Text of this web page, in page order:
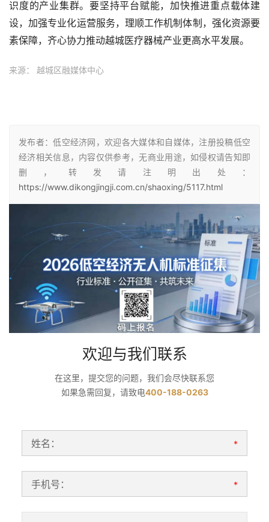
识度的产业集群。要坚持平台赋能，加快推进重点载体建
设，加强专业化运营服务，理顺工作机制体制，强化资源要
素保障，齐心协力推动越城医疗器械产业更高水平发展。
来源： 越城区融媒体中心
发布者：低空经济网，欢迎各大媒体和自媒体，注册投稿低空
经济相关信息，内容仅供参考，无商业用途，如侵权请告知即
删，转发请注明出处：
https://www.dikongjingji.com.cn/shaoxing/5117.html
欢迎与我们联系
在这里，提交您的问题，我们会尽快联系您
如果急需回复，请致电400-188-0263
姓名： *
手机号： *